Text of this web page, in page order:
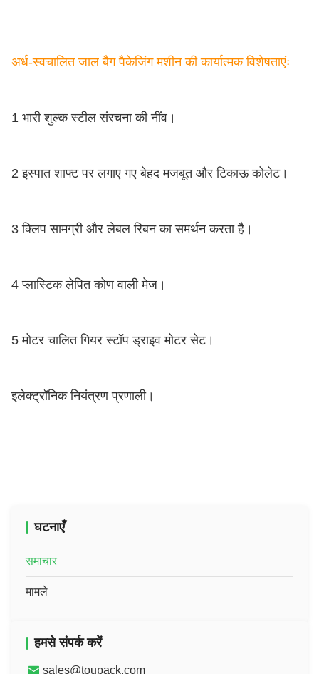
अर्ध-स्वचालित जाल बैग पैकेजिंग मशीन की कार्यात्मक विशेषताएंः
1 भारी शुल्क स्टील संरचना की नींव।
2 इस्पात शाफ्ट पर लगाए गए बेहद मजबूत और टिकाऊ कोलेट।
3 क्लिप सामग्री और लेबल रिबन का समर्थन करता है।
4 प्लास्टिक लेपित कोण वाली मेज।
5 मोटर चालित गियर स्टॉप ड्राइव मोटर सेट।
इलेक्ट्रॉनिक नियंत्रण प्रणाली।
घटनाएँ
समाचार
मामले
हमसे संपर्क करें
sales@toupack.com